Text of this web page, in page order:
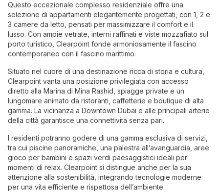
Questo eccezionale complesso residenziale offre una
selezione di appartamenti elegantemente progettati, con 1, 2 e
3 camere da letto, pensati per massimizzare il comfort e il
lusso. Con ampie vetrate, interni raffinati e viste mozzafiato sul
porto turistico, Clearpoint fonde armoniosamente il fascino
contemporaneo con il fascino marittimo.
Situato nel cuore di una destinazione ricca di storia e cultura,
Clearpoint vanta una posizione privilegiata con accesso
diretto alla Marina di Mina Rashid, spiagge private e un
lungomare animato da ristoranti, caffetterie e boutique di alta
gamma. La vicinanza a Downtown Dubai e alle principali arterie
della città garantisce una connettività senza pari.
I residenti potranno godere di una gamma esclusiva di servizi,
tra cui piscine panoramiche, una palestra all’avanguardia, aree
gioco per bambini e spazi verdi paesaggistici ideali per
momenti di relax. Clearpoint si distingue anche per la sua
attenzione alla sostenibilità, integrando tecnologie moderne
per una vita efficiente e rispettosa dell’ambiente.